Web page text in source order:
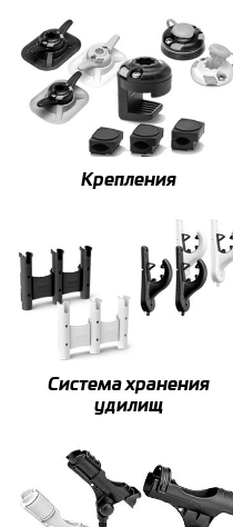
Крепления
Система хранения
удилищ